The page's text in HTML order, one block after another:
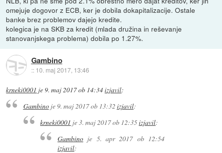
omejuje dogovor z ECB, ker je dobila dokapitalizacije. Ostale
banke brez problemov dajejo kredite.
kolegica je na SKB za kredit (mlada družina in reševanje
stanovanjskega problema) dobila po 1.27%.
Gambino
:: 10. maj 2017, 13:46
krneki0001 je 9. maj 2017 ob 14:34izjavil:
Gambinoje9. maj 2017 ob 13:32 izjavil:
krneki0001 je3. maj 2017 ob 12:35izjavil:
Gambinoje 5. apr 2017 ob 12:54
izjavil: